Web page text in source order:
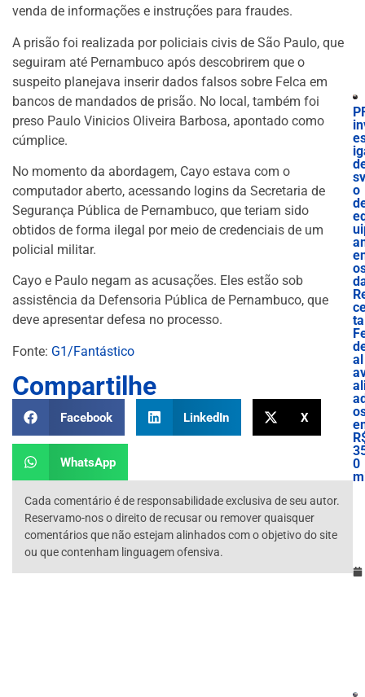
venda de informações e instruções para fraudes.
A prisão foi realizada por policiais civis de São Paulo, que
seguiram até Pernambuco após descobrirem que o
suspeito planejava inserir dados falsos sobre Felca em
bancos de mandados de prisão. No local, também foi
preso Paulo Vinicios Oliveira Barbosa, apontado como
cúmplice.
No momento da abordagem, Cayo estava com o
computador aberto, acessando logins da Secretaria de
Segurança Pública de Pernambuco, que teriam sido
obtidos de forma ilegal por meio de credenciais de um
policial militar.
Cayo e Paulo negam as acusações. Eles estão sob
assistência da Defensoria Pública de Pernambuco, que
deve apresentar defesa no processo.
Fonte: G1/Fantástico
Compartilhe
Facebook LinkedIn X
WhatsApp
Cada comentário é de responsabilidade exclusiva de seu autor.
Reservamo-nos o direito de recusar ou remover quaisquer
comentários que não estejam alinhados com o objetivo do site
ou que contenham linguagem ofensiva.
o
ta
al
0